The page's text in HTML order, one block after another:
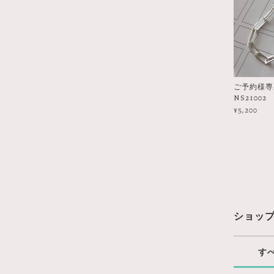
ご予約
NS21002
¥5,200
ショッ
す